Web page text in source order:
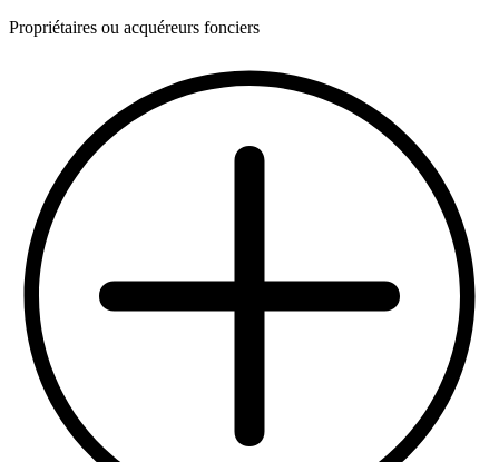
Propriétaires ou acquéreurs fonciers